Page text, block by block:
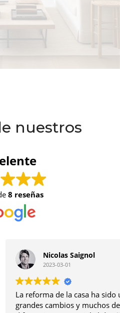
nuestros
8 reseñas
un gran reto , está llena de